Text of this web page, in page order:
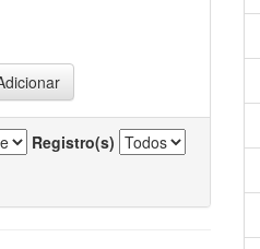
Registro(s)